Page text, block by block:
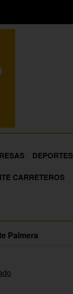
DEPORTES
CARRETEROS
Palmera